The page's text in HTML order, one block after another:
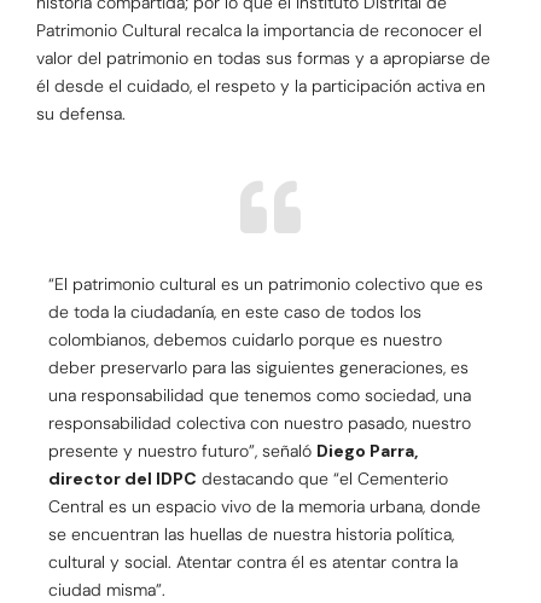
Patrimonio Cultural recalca la importancia de reconocer el
valor del patrimonio en todas sus formas y a apropiarse de
él desde el cuidado, el respeto y la participación activa en
su defensa.
“El patrimonio cultural es un patrimonio colectivo que es
de toda la ciudadanía, en este caso de todos los
colombianos, debemos cuidarlo porque es nuestro
deber preservarlo para las siguientes generaciones, es
una responsabilidad que tenemos como sociedad, una
responsabilidad colectiva con nuestro pasado, nuestro
presente y nuestro futuro”, señaló Diego Parra,
director del IDPC destacando que “el Cementerio
Central es un espacio vivo de la memoria urbana, donde
se encuentran las huellas de nuestra historia política,
cultural y social. Atentar contra él es atentar contra la
ciudad misma”.